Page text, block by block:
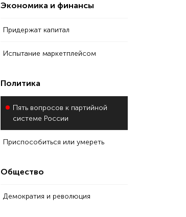
Экономика и финансы
Придержат капитал
Испытание маркетплейсом
Политика
Пять вопросов к партийной
системе России
Приспособиться или умереть
Общество
Демократия и революция